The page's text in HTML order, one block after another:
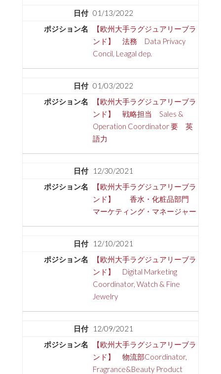
01/13/2022
【欧州大手ラグジュアリーブラ
ンド】 法務 Data Privacy
Concil, Leagal dep.
01/03/2022
【欧州大手ラグジュアリーブラ
ンド】 戦略担当 Sales &
Operation Coordinator 要 英
語力
12/30/2021
【欧州大手ラグジュアリーブラ
ンド】 香水・化粧品部門
マーケティング・マネージャー
12/10/2021
【欧州大手ラグジュアリーブラ
ンド】 Digital Marketing
Coordinator, Watch & Fine
Jewelry
12/09/2021
【欧州大手ラグジュアリーブラ
ンド】 物流部Coordinator,
Fragrance&Beauty Product